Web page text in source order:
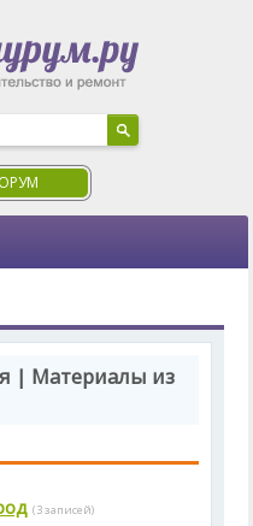
| Материалы из
(3 записей)